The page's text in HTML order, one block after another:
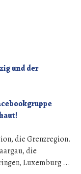
und der
die Grenzregion.
die
Luxemburg ...